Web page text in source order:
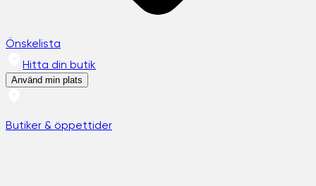
Önskelista
Hitta din butik
Använd min plats
Butiker & öppettider